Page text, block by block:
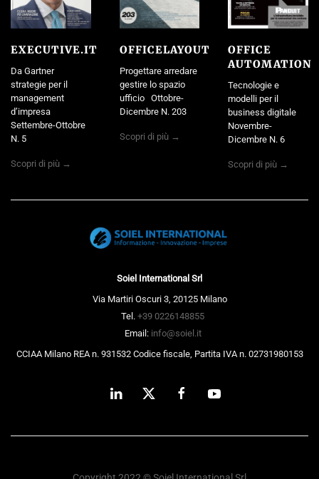
EXECUTIVE.IT
Da Gartner
strategie per il
management
d’impresa
Settembre-Ottobre
N. 5
Scopri di più →
OFFICELAYOUT
Progettare arredare
gestire lo spazio
ufficio Ottobre-
Dicembre N. 203
Scopri di più →
OFFICE
AUTOMATION
Tecnologie e
modelli per il
business digitale
Novembre-
Dicembre N. 6
Scopri di più →
Soiel International Srl
Via Martiri Oscuri 3, 20125 Milano
Tel. +39 0226148855
Email: info@soiel.it
CCIAA Milano REA n. 931532 Codice fiscale, Partita IVA n. 02731980153